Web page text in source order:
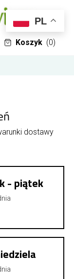
Koszyk (0)
dostawy
- piątek
PL